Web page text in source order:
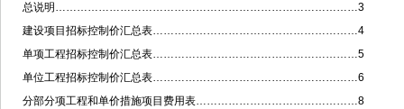
总说明…………………………………………………………………………3
建设项目招标控制价汇总表…………………………………………………4
单项工程招标控制价汇总表…………………………………………………5
单位工程招标控制价汇总表…………………………………………………6
分部分项工程和单价措施项目费用表………………………………………8